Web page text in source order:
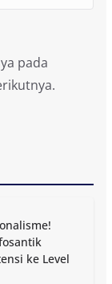
pada
ke Level